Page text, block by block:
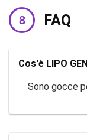
FAQ
Cos'è LIPO
Sono gocce